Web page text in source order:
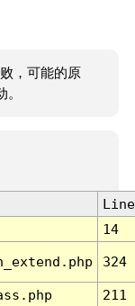
，可能的原
Line
14
324
211